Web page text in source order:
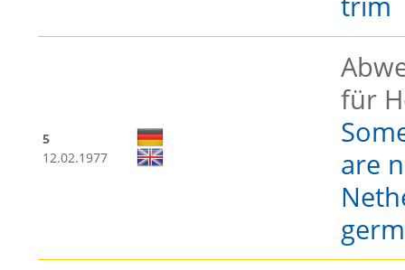
5
12.02.1977
für
are